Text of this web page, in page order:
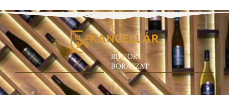
BIRTOK
BORÁSZAT